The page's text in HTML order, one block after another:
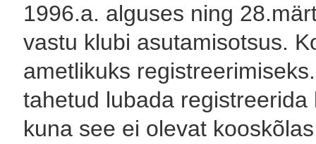
1996.a. alguses ning
vastu klubi asutamisotsus.
ametlikuks
tahetud lubada
kuna see ei olevat